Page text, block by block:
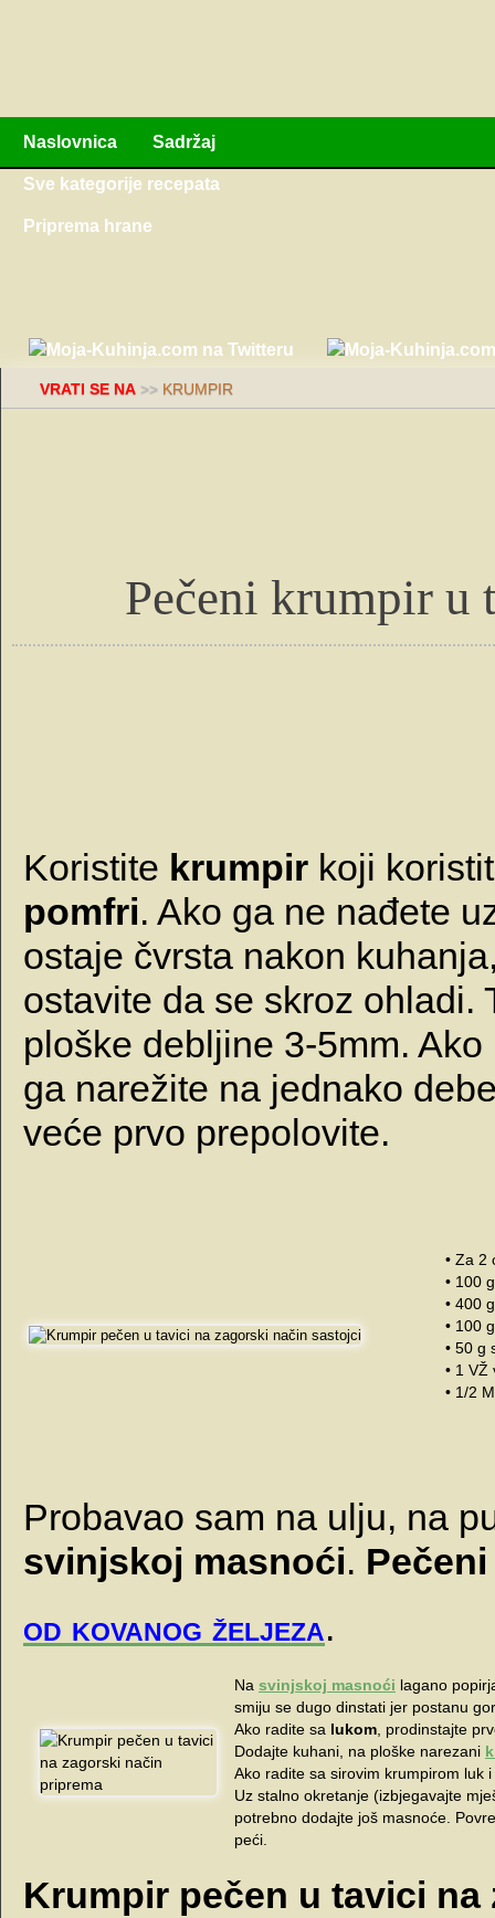
Naslovnica Sadržaj
Sve kategorije recepata
Priprema hrane
VRATI SE NA >> KRUMPIR
Pečeni krumpir u
Koristite krumpir koji
pomfri. Ako ga ne nađete
ostaje čvrsta nakon
ostavite da se skroz ohladi.
ploške debljine 3-5mm.
ga narežite na jednako
veće prvo prepolovite.
• Za 2
• 100
• 400
• 100
• 50 g
• 1 VŽ
• 1/2
Probavao sam na ulju, na
svinjskoj masnoći.
od kovanog željeza.
Na svinjskoj masnoći lagano
smiju se dugo dinstati jer postanu
Ako radite sa lukom , prodinstajte
Dodajte kuhani, na ploške narezani
Ako radite sa sirovim krumpirom luk
Uz stalno okretanje (izbjegavajte
potrebno dodajte još masnoće.
peći.
Krumpir pečen u tavici